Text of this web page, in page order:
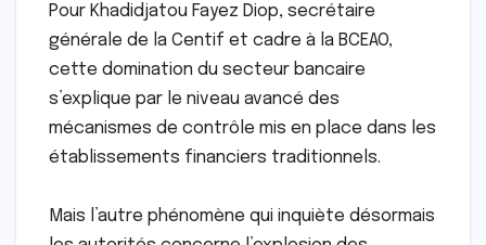
Pour Khadidjatou Fayez Diop, secrétaire
générale de la Centif et cadre à la BCEAO,
cette domination du secteur bancaire
s’explique par le niveau avancé des
mécanismes de contrôle mis en place dans les
établissements financiers traditionnels.
Mais l’autre phénomène qui inquiète désormais